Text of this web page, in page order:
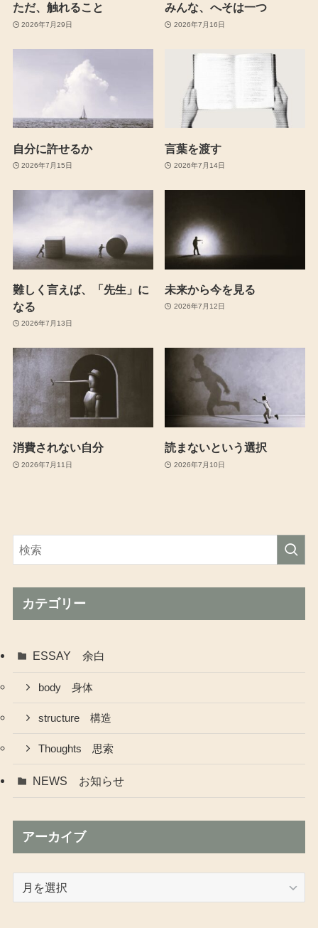
ただ、触れること
2026年7月29日
みんな、へそは一つ
2026年7月16日
自分に許せるか
2026年7月15日
言葉を渡す
2026年7月14日
難しく言えば、「先生」に
なる
2026年7月13日
未来から今を見る
2026年7月12日
消費されない自分
2026年7月11日
読まないという選択
2026年7月10日
カテゴリー
ESSAY 余白
body 身体
structure 構造
Thoughts 思索
NEWS お知らせ
アーカイブ